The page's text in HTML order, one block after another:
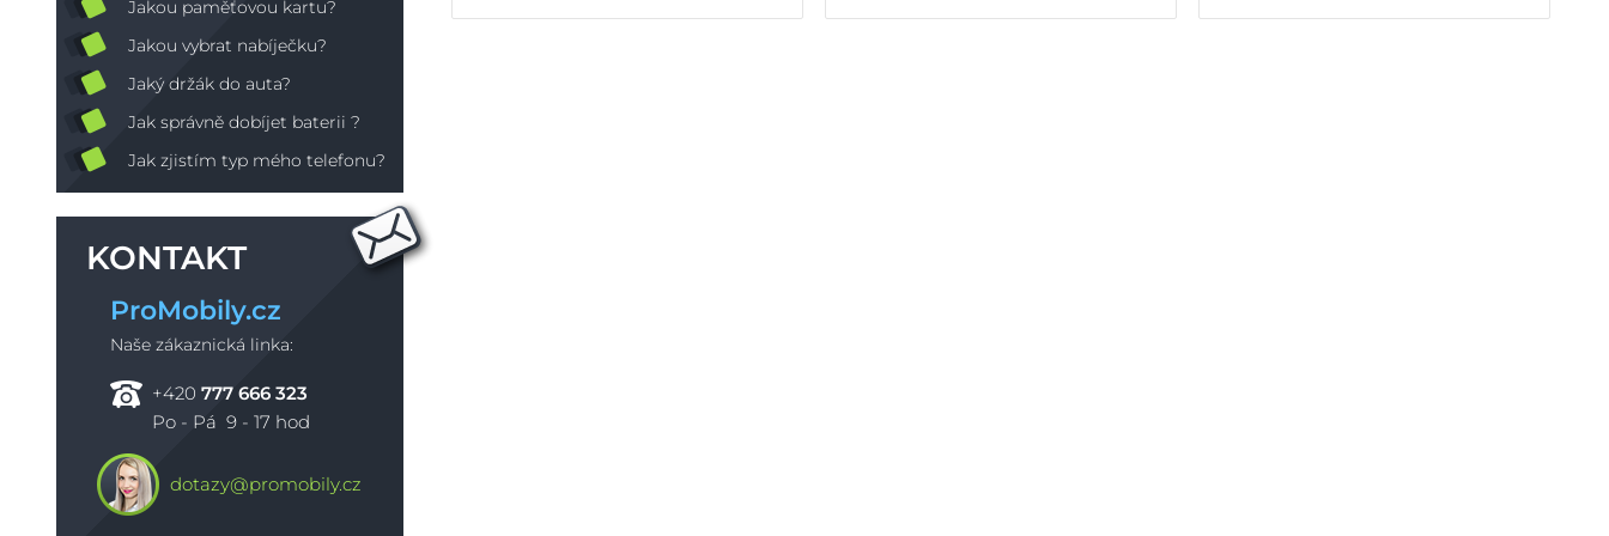
Jakou paměťovou kartu?
Jakou vybrat nabíječku?
Jaký držák do auta?
Jak správně dobíjet baterii ?
Jak zjistím typ mého telefonu?
KONTAKT
ProMobily.cz
Naše zákaznická linka:
+420 777 666 323
Po - Pá 9 - 17 hod
dotazy@promobily.cz